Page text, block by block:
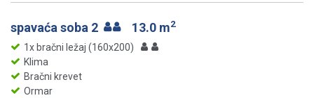
spavaća soba 2 13.0 m2
1x bračni ležaj (160x200)
Klima
Bračni krevet
Ormar